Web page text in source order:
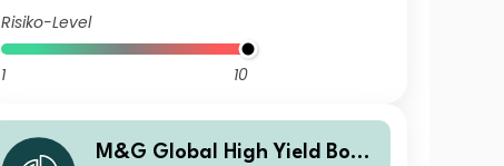
Risiko-Level
1 10
M&G Global High Yield Bond